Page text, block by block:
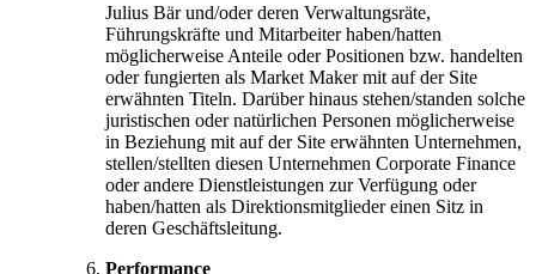
Julius Bär und/oder deren Verwaltungsräte,
Führungskräfte und Mitarbeiter haben/hatten
möglicherweise Anteile oder Positionen bzw. handelten
oder fungierten als Market Maker mit auf der Site
erwähnten Titeln. Darüber hinaus stehen/standen solche
juristischen oder natürlichen Personen möglicherweise
in Beziehung mit auf der Site erwähnten Unternehmen,
stellen/stellten diesen Unternehmen Corporate Finance
oder andere Dienstleistungen zur Verfügung oder
haben/hatten als Direktionsmitglieder einen Sitz in
deren Geschäftsleitung.
Performance